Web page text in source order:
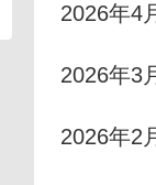
2026年4
2026年3
2026年2